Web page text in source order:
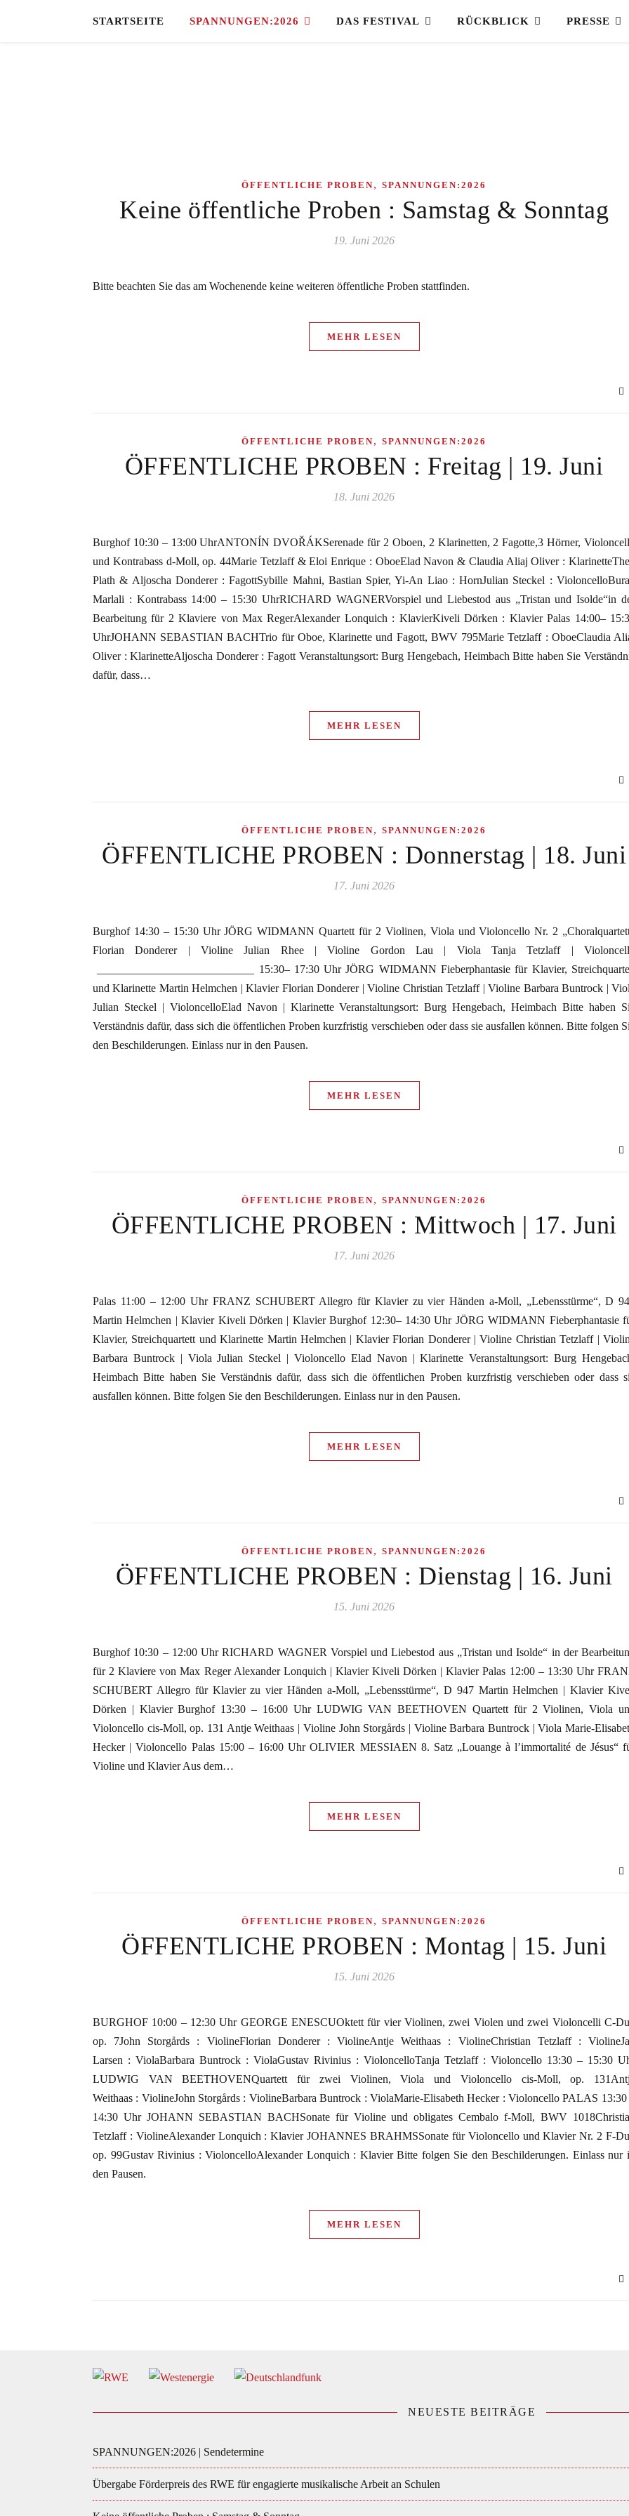
STARTSEITE SPANNUNGEN:2026 DAS FESTIVAL RÜCKBLICK PRESSE
ÖFFENTLICHE PROBEN, SPANNUNGEN:2026
Keine öffentliche Proben : Samstag & Sonntag
19. Juni 2026
Bitte beachten Sie das am Wochenende keine weiteren öffentliche Proben stattfinden.
MEHR LESEN
ÖFFENTLICHE PROBEN, SPANNUNGEN:2026
ÖFFENTLICHE PROBEN : Freitag | 19. Juni
18. Juni 2026
Burghof 10:30 – 13:00 UhrANTONÍN DVOŘÁKSerenade für 2 Oboen, 2 Klarinetten, 2 Fagotte,3 Hörner,
und Kontrabass d-Moll, op. 44Marie Tetzlaff & Eloi Enrique : OboeElad Navon & Claudia Aliaj Oliver :
Plath & Aljoscha Donderer : FagottSybille Mahni, Bastian Spier, Yi-An Liao : HornJulian Steckel :
Marlali : Kontrabass 14:00 – 15:30 UhrRICHARD WAGNERVorspiel und Liebestod aus „Tristan und Isolde“in
Bearbeitung für 2 Klaviere von Max RegerAlexander Lonquich : KlavierKiveli Dörken : Klavier Palas 14:00–
UhrJOHANN SEBASTIAN BACHTrio für Oboe, Klarinette und Fagott, BWV 795Marie Tetzlaff : OboeClaudia
Oliver : KlarinetteAljoscha Donderer : Fagott Veranstaltungsort: Burg Hengebach, Heimbach Bitte haben Sie
dafür, dass…
MEHR LESEN
ÖFFENTLICHE PROBEN, SPANNUNGEN:2026
ÖFFENTLICHE PROBEN : Donnerstag | 18. Juni
17. Juni 2026
Burghof 14:30 – 15:30 Uhr JÖRG WIDMANN Quartett für 2 Violinen, Viola und Violoncello Nr. 2
Florian Donderer | Violine Julian Rhee | Violine Gordon Lau | Viola Tanja Tetzlaff |
____________________________ 15:30– 17:30 Uhr JÖRG WIDMANN Fieberphantasie für Klavier,
und Klarinette Martin Helmchen | Klavier Florian Donderer | Violine Christian Tetzlaff | Violine Barbara Buntrock |
Julian Steckel | VioloncelloElad Navon | Klarinette Veranstaltungsort: Burg Hengebach, Heimbach Bitte haben
Verständnis dafür, dass sich die öffentlichen Proben kurzfristig verschieben oder dass sie ausfallen können. Bitte folgen
den Beschilderungen. Einlass nur in den Pausen.
MEHR LESEN
ÖFFENTLICHE PROBEN, SPANNUNGEN:2026
ÖFFENTLICHE PROBEN : Mittwoch | 17. Juni
17. Juni 2026
Palas 11:00 – 12:00 Uhr FRANZ SCHUBERT Allegro für Klavier zu vier Händen a-Moll, „Lebensstürme“, D
Martin Helmchen | Klavier Kiveli Dörken | Klavier Burghof 12:30– 14:30 Uhr JÖRG WIDMANN Fieberphantasie
Klavier, Streichquartett und Klarinette Martin Helmchen | Klavier Florian Donderer | Violine Christian Tetzlaff |
Barbara Buntrock | Viola Julian Steckel | Violoncello Elad Navon | Klarinette Veranstaltungsort: Burg
Heimbach Bitte haben Sie Verständnis dafür, dass sich die öffentlichen Proben kurzfristig verschieben oder dass
ausfallen können. Bitte folgen Sie den Beschilderungen. Einlass nur in den Pausen.
MEHR LESEN
ÖFFENTLICHE PROBEN, SPANNUNGEN:2026
ÖFFENTLICHE PROBEN : Dienstag | 16. Juni
15. Juni 2026
Burghof 10:30 – 12:00 Uhr RICHARD WAGNER Vorspiel und Liebestod aus „Tristan und Isolde“ in der
für 2 Klaviere von Max Reger Alexander Lonquich | Klavier Kiveli Dörken | Klavier Palas 12:00 – 13:30 Uhr
SCHUBERT Allegro für Klavier zu vier Händen a-Moll, „Lebensstürme“, D 947 Martin Helmchen | Klavier
Dörken | Klavier Burghof 13:30 – 16:00 Uhr LUDWIG VAN BEETHOVEN Quartett für 2 Violinen, Viola
Violoncello cis-Moll, op. 131 Antje Weithaas | Violine John Storgårds | Violine Barbara Buntrock | Viola Marie-
Hecker | Violoncello Palas 15:00 – 16:00 Uhr OLIVIER MESSIAEN 8. Satz „Louange à l’immortalité de Jésus“
Violine und Klavier Aus dem…
MEHR LESEN
ÖFFENTLICHE PROBEN, SPANNUNGEN:2026
ÖFFENTLICHE PROBEN : Montag | 15. Juni
15. Juni 2026
BURGHOF 10:00 – 12:30 Uhr GEORGE ENESCUOktett für vier Violinen, zwei Violen und zwei Violoncelli C-
op. 7John Storgårds : ViolineFlorian Donderer : ViolineAntje Weithaas : ViolineChristian Tetzlaff :
Larsen : ViolaBarbara Buntrock : ViolaGustav Rivinius : VioloncelloTanja Tetzlaff : Violoncello 13:30 – 15:30
LUDWIG VAN BEETHOVENQuartett für zwei Violinen, Viola und Violoncello cis-Moll, op.
Weithaas : ViolineJohn Storgårds : ViolineBarbara Buntrock : ViolaMarie-Elisabeth Hecker : Violoncello PALAS 13:30
14:30 Uhr JOHANN SEBASTIAN BACHSonate für Violine und obligates Cembalo f-Moll, BWV
Tetzlaff : ViolineAlexander Lonquich : Klavier JOHANNES BRAHMSSonate für Violoncello und Klavier Nr. 2 F-
op. 99Gustav Rivinius : VioloncelloAlexander Lonquich : Klavier Bitte folgen Sie den Beschilderungen. Einlass nur
den Pausen.
MEHR LESEN
NEUESTE BEITRÄGE
SPANNUNGEN:2026 | Sendetermine
Übergabe Förderpreis des RWE für engagierte musikalische Arbeit an Schulen